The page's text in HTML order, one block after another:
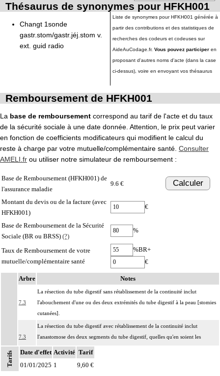
Thésaurus de synonymes pour HFKH001
Changt 1sonde
gastr.stom/gastr.jéj.stom v.
ext. guid radio
Liste de synonymes pour HFKH001 générée à
partir des contributions et des statistiques de
recherches des codeurs et codeuses sur
AideAuCodage.fr. Vous pouvez participer en
proposant d'autres noms d'acte (dans la case
ci-dessus), voire en envoyant vos thésaurus
Remboursement de HFKH001
La base de remboursement correspond au tarif de l'acte et du taux
de la sécurité sociale à une date donnée. Attention, le prix peut varier
en fonction de coefficients modificateurs qui modifient le calcul du
reste à charge par votre mutuelle/complémentaire santé. Consulter
AMELI.fr ou utiliser notre simulateur de remboursement :
Base de Remboursement (HFKH001) de
l'assurance maladie
9.6 € Calculer
Montant du devis ou de la facture (avec
HFKH001)
€
Base de Remboursement de la Sécurité
Sociale (BR ou BRSS) (?)
%
Taux de Remboursement de votre
mutuelle/complémentaire santé
%BR+
€
Notes
Arbre Notes
7.3
La résection du tube digestif sans rétablissement de la continuité inclut
l'abouchement d'une ou des deux extrémités du tube digestif à la peau [stomies
cutanées].
7.3
La résection du tube digestif avec rétablissement de la continuité inclut
l'anastomose des deux segments du tube digestif, quelles qu'en soient les
modalités.
La pose d'une endoprothèse du tube digestif inclut
Tarifs Date d'effet Activité Tarif
01/01/2025 1 9,60 €